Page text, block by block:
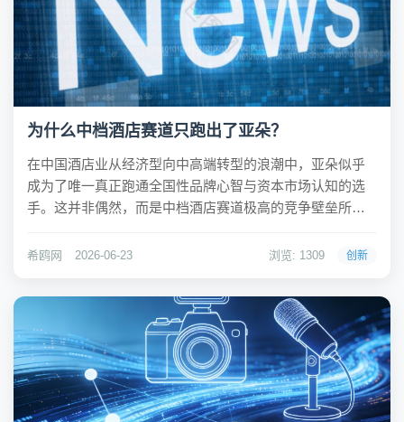
为什么中档酒店赛道只跑出了亚朵？
在中国酒店业从经济型向中高端转型的浪潮中，亚朵似乎
成为了唯一真正跑通全国性品牌心智与资本市场认知的选
手。这并非偶然，而是中档酒店赛道极高的竞争壁垒所
垒，中档酒店处于一个尴尬的夹心层：既要追求极致的运
盟...
希鸥网 2026-06-23 浏览: 1309 创新